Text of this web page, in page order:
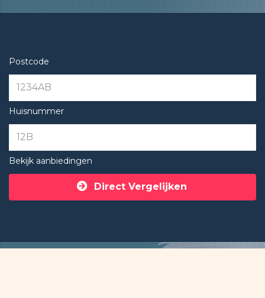
Postcode
Huisnummer
Bekijk aanbiedingen
Direct Vergelijken